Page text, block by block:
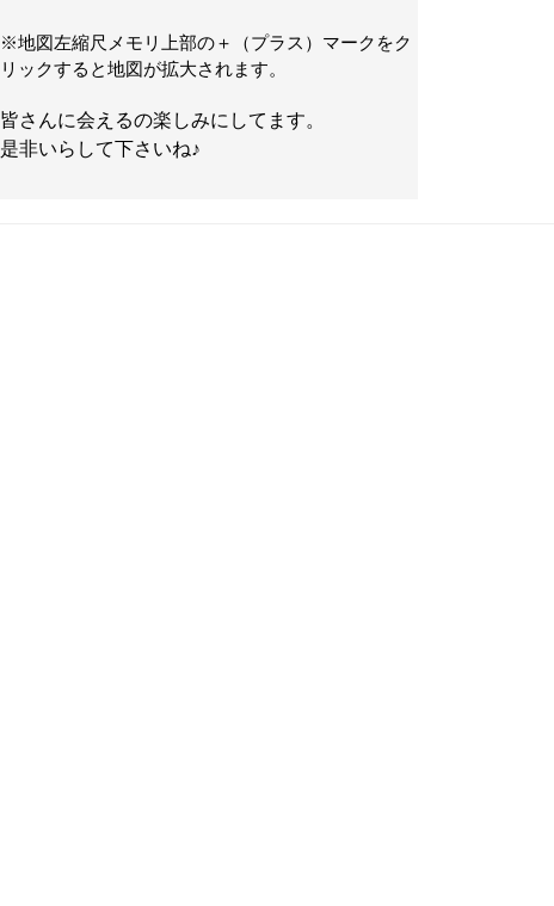
※地図左縮尺メモリ上部の＋（プラス）マークをク
リックすると地図が拡大されます。
皆さんに会えるの楽しみにしてます。
是非いらして下さいね♪